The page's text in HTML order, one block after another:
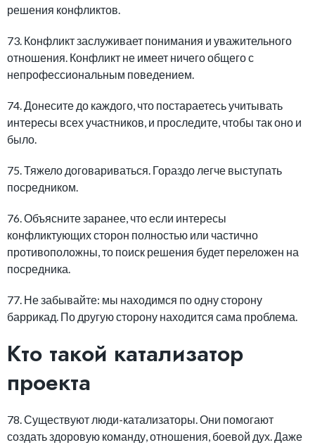
решения конфликтов.
73. Конфликт заслуживает понимания и уважительного
отношения. Конфликт не имеет ничего общего с
непрофессиональным поведением.
74. Донесите до каждого, что постараетесь учитывать
интересы всех участников, и проследите, чтобы так оно и
было.
75. Тяжело договариваться. Гораздо легче выступать
посредником.
76. Объясните заранее, что если интересы
конфликтующих сторон полностью или частично
противоположны, то поиск решения будет переложен на
посредника.
77. Не забывайте: мы находимся по одну сторону
баррикад. По другую сторону находится сама проблема.
Кто такой катализатор
проекта
78. Существуют люди-катализаторы. Они помогают
создать здоровую команду, отношения, боевой дух. Даже